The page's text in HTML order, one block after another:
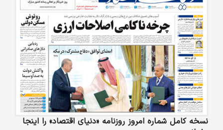
نسخه کامل شماره امروز روزنامه «دنیای‌ اقتصاد» را اینجا